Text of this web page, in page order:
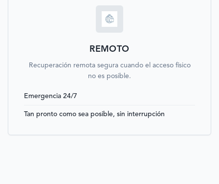
REMOTO
Recuperación remota segura cuando el acceso físico
no es posible.
Emergencia 24/7
Tan pronto como sea posible, sin interrupción